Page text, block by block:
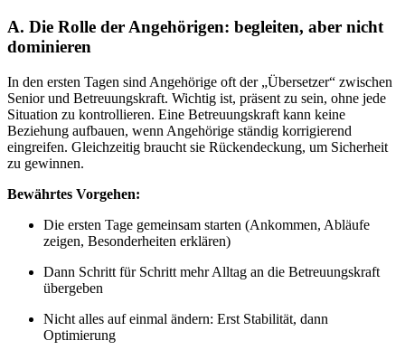
A. Die Rolle der Angehörigen: begleiten, aber nicht
dominieren
In den ersten Tagen sind Angehörige oft der „Übersetzer“ zwischen
Senior und Betreuungskraft. Wichtig ist, präsent zu sein, ohne jede
Situation zu kontrollieren. Eine Betreuungskraft kann keine
Beziehung aufbauen, wenn Angehörige ständig korrigierend
eingreifen. Gleichzeitig braucht sie Rückendeckung, um Sicherheit
zu gewinnen.
Bewährtes Vorgehen:
Die ersten Tage gemeinsam starten (Ankommen, Abläufe
zeigen, Besonderheiten erklären)
Dann Schritt für Schritt mehr Alltag an die Betreuungskraft
übergeben
Nicht alles auf einmal ändern: Erst Stabilität, dann
Optimierung